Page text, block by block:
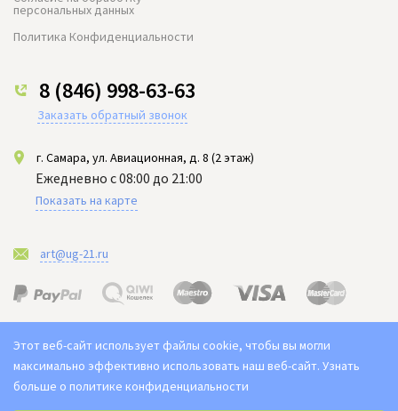
персональных данных
Политика Конфиденциальности
8 (846) 998-63-63
Заказать обратный звонок
г. Самара, ул. Авиационная, д. 8 (2 этаж)
Ежедневно с 08:00 до 21:00
Показать на карте
art@ug-21.ru
2021-2026 © "Юг арт" Доставка цветов в Самаре. Букет ЮГ
Этот веб-сайт использует файлы cookie, чтобы вы могли
максимально эффективно использовать наш веб-сайт. Узнать
больше о политике конфиденциальности
Выберите настройки cookie